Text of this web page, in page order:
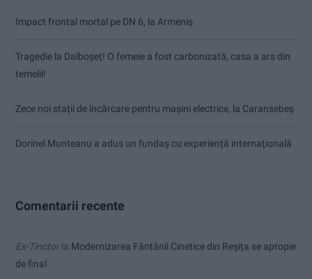
Impact frontal mortal pe DN 6, la Armeniș
Tragedie la Dalboşeț! O femeie a fost carbonizată, casa a ars din
temelii!
Zece noi stații de încărcare pentru mașini electrice, la Caransebeș
Dorinel Munteanu a adus un fundaș cu experiență internațională
Comentarii recente
Ex-Tinctorla Modernizarea Fântânii Cinetice din Reșița se apropie
de final